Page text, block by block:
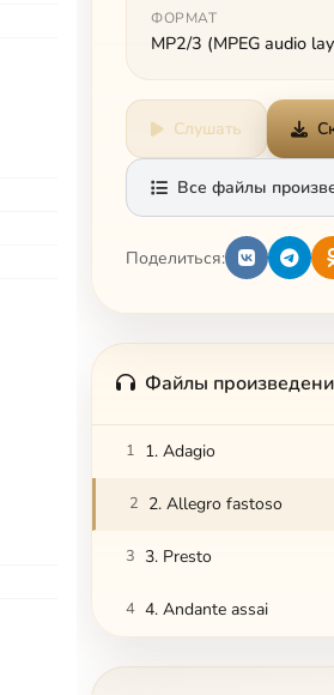
ФОРМАТ
MP2/3 (MPEG audio
Слушать
Все файлы
Поделиться:
Файлы
1 1. Adagio
2 2. Allegro fastoso
3 3. Presto
4 4. Andante assai